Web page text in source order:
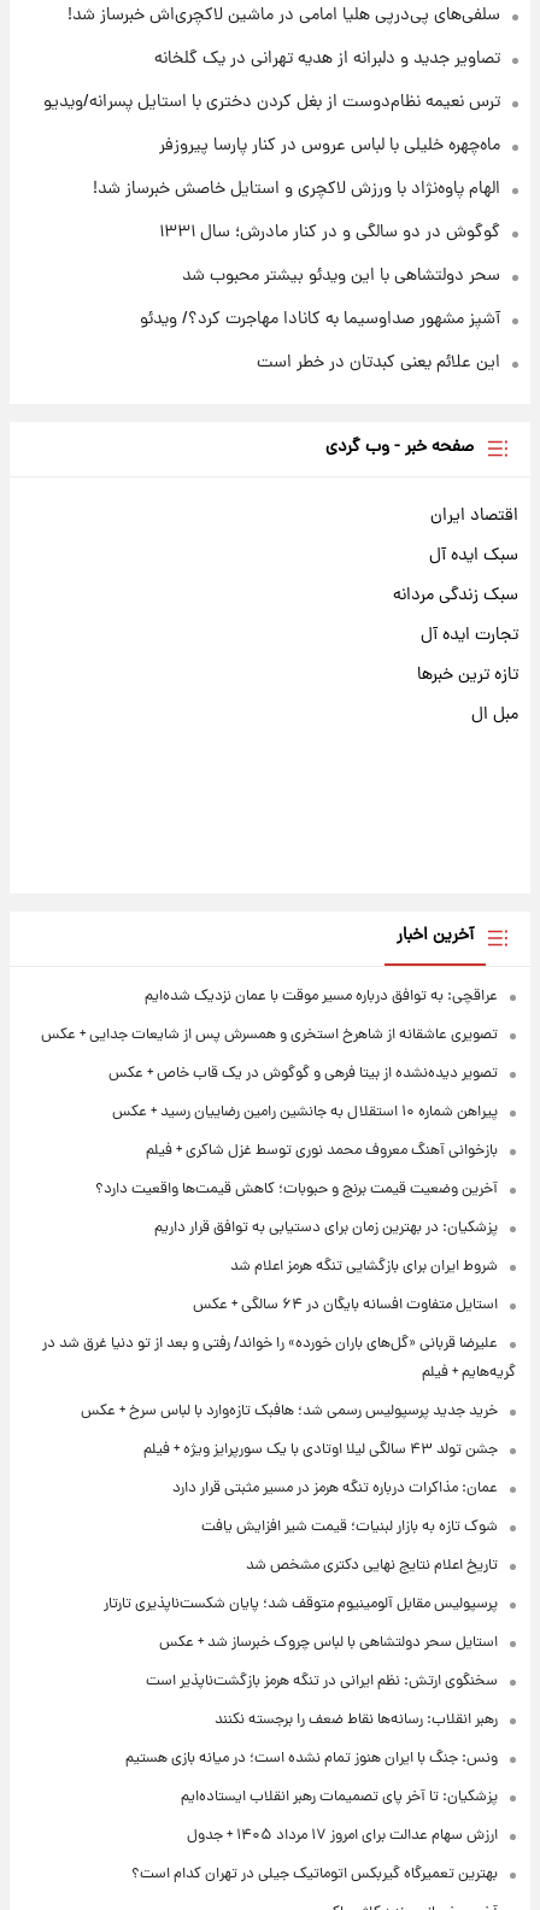
۱۶ ساعت پیش
قیمت طلا ۱۸عیار امروز شنبه ۱۷ مرداد ۱۴۰۵
+جدول
۱۶ ساعت پیش
قیمت محصولات ایران‌خودرو و سایپا امروز شنبه
سلفی‌های پی‌درپی هلیا امامی در ماشین لاکچری‌اش خبرساز شد!
تصاویر جدید و دلبرانه از هدیه تهرانی در یک گلخانه
ترس نعیمه نظام‌دوست از بغل کردن دختری با استایل پسرانه/ویدیو
ماه‌چهره خلیلی با لباس عروس در کنار پارسا پیروزفر
الهام پاوه‌نژاد با ورزش لاکچری و استایل خاصش خبرساز شد!
گوگوش در دو سالگی و در کنار مادرش؛ سال ۱۳۳۱
سحر دولتشاهی با این ویدئو بیشتر محبوب شد
آشپز مشهور صداوسیما به کانادا مهاجرت کرد؟/ ویدئو
این علائم یعنی کبدتان در خطر است
صفحه خبر - وب گردی
اقتصاد ایران
سبک ایده آل
سبک زندگی مردانه
تجارت ایده آل
تازه ترین خبرها
مبل ال
آخرین اخبار
عراقچی: به توافق درباره مسیر موقت با عمان نزدیک شده‌ایم
تصویری عاشقانه از شاهرخ استخری و همسرش پس از شایعات جدایی + عکس
تصویر دیده‌نشده از بیتا فرهی و گوگوش در یک قاب خاص + عکس
پیراهن شماره ۱۰ استقلال به جانشین رامین رضاییان رسید + عکس
بازخوانی آهنگ معروف محمد نوری توسط غزل شاکری + فیلم
آخرین وضعیت قیمت برنج و حبوبات؛ کاهش قیمت‌ها واقعیت دارد؟
پزشکیان: در بهترین زمان برای دستیابی به توافق قرار داریم
شروط ایران برای بازگشایی تنگه هرمز اعلام شد
استایل متفاوت افسانه بایگان در ۶۴ سالگی + عکس
علیرضا قربانی «گل‌های باران خورده» را خواند/ رفتی و بعد از تو دنیا غرق شد در
گریه‌هایم + فیلم
خرید جدید پرسپولیس رسمی شد؛ هافبک تازه‌وارد با لباس سرخ + عکس
جشن تولد ۴۳ سالگی لیلا اوتادی با یک سورپرایز ویژه + فیلم
عمان: مذاکرات درباره تنگه هرمز در مسیر مثبتی قرار دارد
شوک تازه به بازار لبنیات؛ قیمت شیر افزایش یافت
تاریخ اعلام نتایج نهایی دکتری مشخص شد
پرسپولیس مقابل آلومینیوم متوقف شد؛ پایان شکست‌ناپذیری تارتار
استایل سحر دولتشاهی با لباس چروک خبرساز شد + عکس
سخنگوی ارتش: نظم ایرانی در تنگه هرمز بازگشت‌ناپذیر است
رهبر انقلاب: رسانه‌ها نقاط ضعف را برجسته نکنند
ونس: جنگ با ایران هنوز تمام نشده است؛ در میانه بازی هستیم
پزشکیان: تا آخر پای تصمیمات رهبر انقلاب ایستاده‌ایم
ارزش سهام عدالت برای امروز ۱۷ مرداد ۱۴۰۵ + جدول
بهترین تعمیرگاه گیربکس اتوماتیک جیلی در تهران کدام است؟